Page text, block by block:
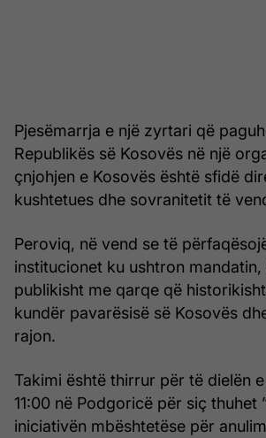
Pjesëmarrja e një zyrtari që
Republikës së Kosovës në një
çnjohjen e Kosovës është sfidë
kushtetues dhe sovranitetit të
Peroviq, në vend se të
institucionet ku ushtron
publikisht me qarqe që
kundër pavarësisë së Kosovës
rajon.
Takimi është thirrur për të dielën
11:00 në Podgoricë për siç thuhet
iniciativën mbështetëse për